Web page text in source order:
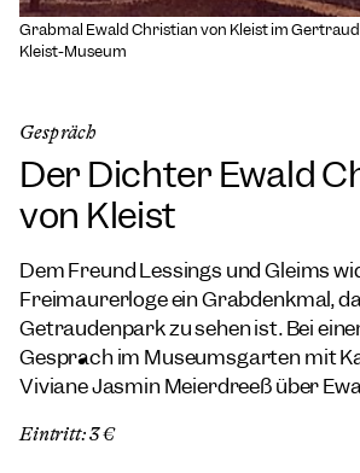
Grabmal Ewald Christian von Kleist im
Kleist-Museum
Gespräch
Der Dichter Ewald
von Kleist
Dem Freund Lessings und Gleims
Freimaurerloge ein Grabdenkmal,
Getraudenpark zu sehen ist. Bei
Gespräch im Museumsgarten mit
Viviane Jasmin Meierdreeß über
Eintritt: 3 €